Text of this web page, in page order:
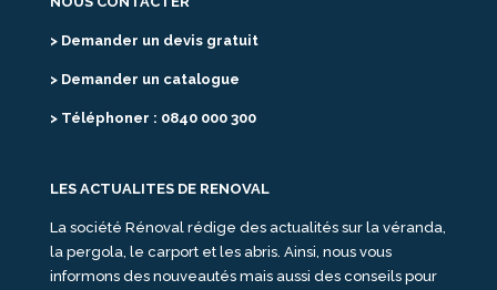
> Demander un devis gratuit
> Demander un catalogue
> Téléphoner : 0840 000 300
LES ACTUALITES DE RENOVAL
La société Rénoval rédige des actualités sur la véranda,
la pergola, le carport et les abris. Ainsi, nous vous
informons des nouveautés mais aussi des conseils pour